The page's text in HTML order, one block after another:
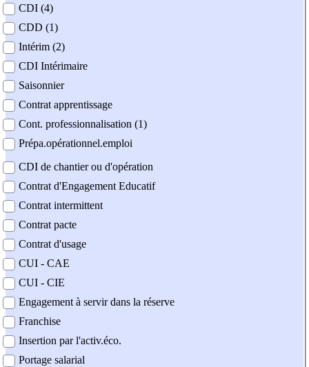
contrat
CDI (4)
CDD (1)
Intérim (2)
CDI Intérimaire
Saisonnier
Contrat apprentissage
Cont. professionnalisation (1)
Prépa.opérationnel.emploi
CDI de chantier ou d'opération
Contrat d'Engagement Educatif
Contrat intermittent
Contrat pacte
Contrat d'usage
CUI - CAE
CUI - CIE
Engagement à servir dans la réserve
Franchise
Insertion par l'activ.éco.
Portage salarial